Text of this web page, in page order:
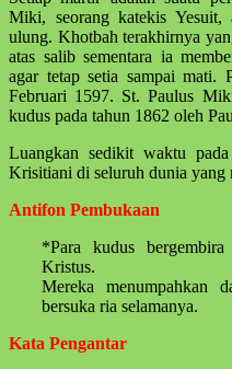
Miki, seorang katekis Yesuit,
ulung. Khotbah terakhirnya
atas salib sementara ia
agar tetap setia sampai mati.
Februari 1597. St. Paulus
kudus pada tahun 1862 oleh
Luangkan sedikit waktu
Krisitiani di seluruh dunia yang
Antifon Pembukaan
*Para kudus
Kristus.
Mereka menumpahkan
bersuka ria selamanya.
Kata Pengantar